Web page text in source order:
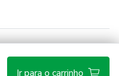
Ir para o carrinho